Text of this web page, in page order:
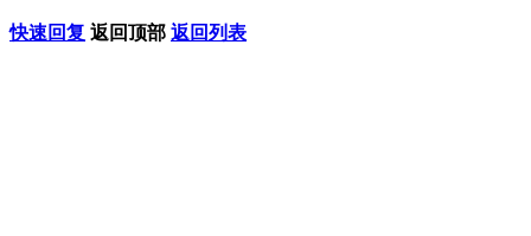
快速回复 返回顶部 返回列表